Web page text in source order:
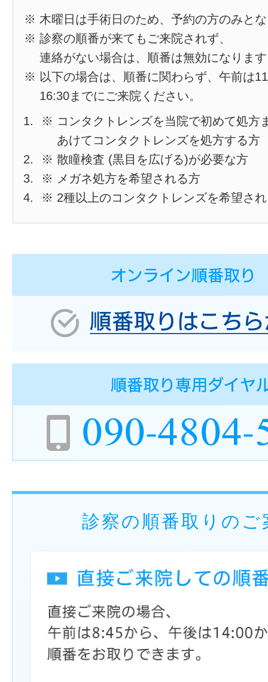
※ 木曜日は手術日のため、予約の方のみと
※ 診察の順番が来てもご来院されず、
連絡がない場合は、順番は無効になりま
※ 以下の場合は、順番に関わらず、午前は
16:30までにご来院ください。
※ コンタクトレンズを当院で初めて処方
あけてコンタクトレンズを処方する方
※ 散瞳検査 (黒目を広げる)が必要な方
※ メガネ処方を希望される方
※ 2種以上のコンタクトレンズを希望さ
診察の順番取りのご